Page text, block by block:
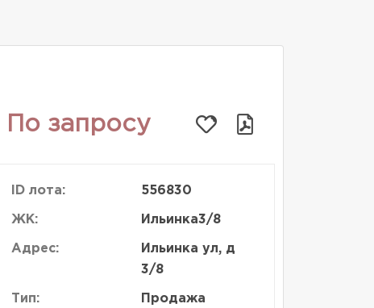
По запросу
ID лота: 556830
ЖК: Ильинка3/8
Адрес:
Ильинка ул, д
3/8
Тип: Продажа